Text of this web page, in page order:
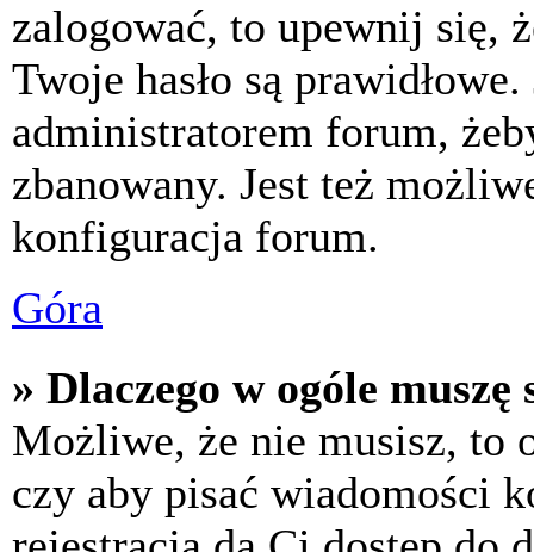
zalogować, to upewnij się,
Twoje hasło są
administratorem forum,
zbanowany. Jest też
konfiguracja forum.
Góra
» Dlaczego w ogóle
Możliwe, że nie musisz, to
czy aby pisać wiadomości